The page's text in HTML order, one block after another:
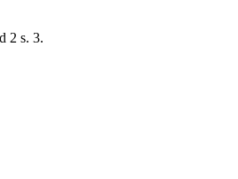
2 s. 3.